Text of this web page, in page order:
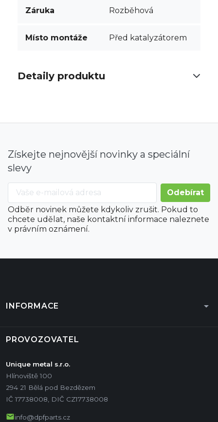
Záruka Rozběhová
Místo montáže Před katalyzátorem
Detaily produktu
Získejte nejnovější novinky a speciální
slevy
Odběr novinek můžete kdykoliv zrušit. Pokud to
chcete udělat, naše kontaktní informace naleznete
v právním oznámení.
INFORMACE arrow_drop_down
PROVOZOVATEL
Unique metal s.r.o.
Hlínoviště 100
294 21 Bělá pod Bezdězem
IČ 17738008, DIČ CZ17738008
mailinfo@dpfparts.cz